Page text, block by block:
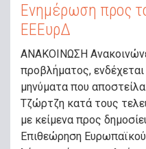
Ενημέρωση προς
ΕΕΕυρΔ
ΑΝΑΚΟΙΝΩΣΗ
προβλήματος,
μηνύματα που
Τζώρτζη κατά τους
με κείμενα προς
Επιθεώρηση